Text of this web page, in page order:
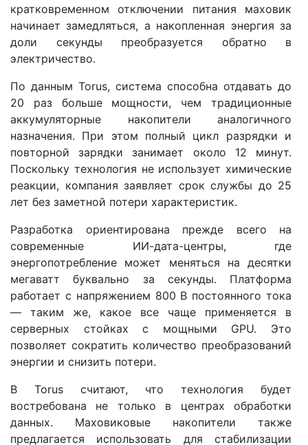
кратковременном отключении питания маховик
начинает замедляться, а накопленная энергия за
доли секунды преобразуется обратно в
электричество.
По данным Torus, система способна отдавать до
20 раз больше мощности, чем традиционные
аккумуляторные накопители аналогичного
назначения. При этом полный цикл разрядки и
повторной зарядки занимает около 12 минут.
Поскольку технология не использует химические
реакции, компания заявляет срок службы до 25
лет без заметной потери характеристик.
Разработка ориентирована прежде всего на
современные ИИ-дата-центры, где
энергопотребление может меняться на десятки
мегаватт буквально за секунды. Платформа
работает с напряжением 800 В постоянного тока
— таким же, какое все чаще применяется в
серверных стойках с мощными GPU. Это
позволяет сократить количество преобразований
энергии и снизить потери.
В Torus считают, что технология будет
востребована не только в центрах обработки
данных. Маховиковые накопители также
предлагается использовать для стабилизации